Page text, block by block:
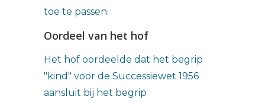
toe te passen.
Oordeel van het hof
Het hof oordeelde dat het begrip
"kind" voor de Successiewet 1956
aansluit bij het begrip